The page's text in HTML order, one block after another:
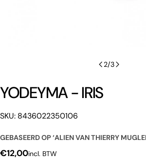
2/3
YODEYMA - IRIS
SKU: 8436022350106
GEBASEERD OP ‘ALIEN VAN THIERRY
Normale
€12,00incl. BTW